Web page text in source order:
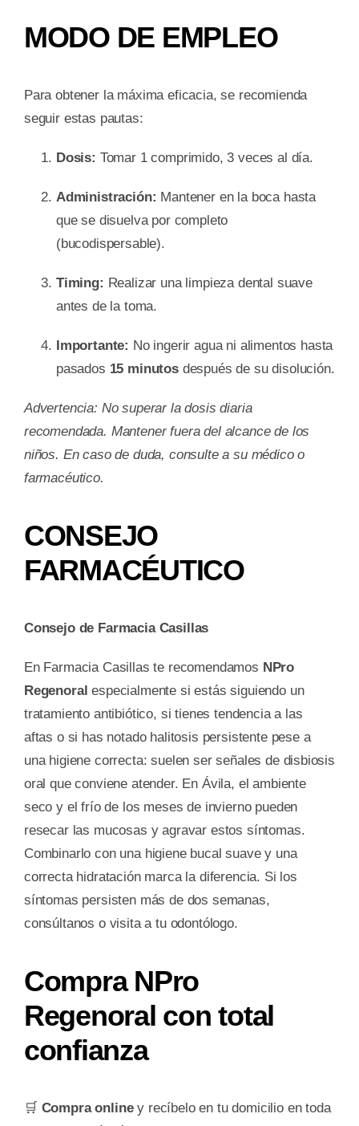
MODO DE EMPLEO
Para obtener la máxima eficacia, se recomienda
seguir estas pautas:
Dosis: Tomar 1 comprimido, 3 veces al día.
Administración: Mantener en la boca hasta
que se disuelva por completo
(bucodispersable).
Timing: Realizar una limpieza dental suave
antes de la toma.
Importante: No ingerir agua ni alimentos hasta
pasados 15 minutosdespués de su disolución.
Advertencia: No superar la dosis diaria
recomendada. Mantener fuera del alcance de los
niños. En caso de duda, consulte a su médico o
farmacéutico.
CONSEJO
FARMACÉUTICO
Consejo de Farmacia Casillas
En Farmacia Casillas te recomendamos NPro
Regenoral especialmente si estás siguiendo un
tratamiento antibiótico, si tienes tendencia a las
aftas o si has notado halitosis persistente pese a
una higiene correcta: suelen ser señales de disbiosis
oral que conviene atender. En Ávila, el ambiente
seco y el frío de los meses de invierno pueden
resecar las mucosas y agravar estos síntomas.
Combinarlo con una higiene bucal suave y una
correcta hidratación marca la diferencia. Si los
síntomas persisten más de dos semanas,
consúltanos o visita a tu odontólogo.
Compra NPro
Regenoral con total
confianza
🛒 Compra onliney recíbelo en tu domicilio en toda